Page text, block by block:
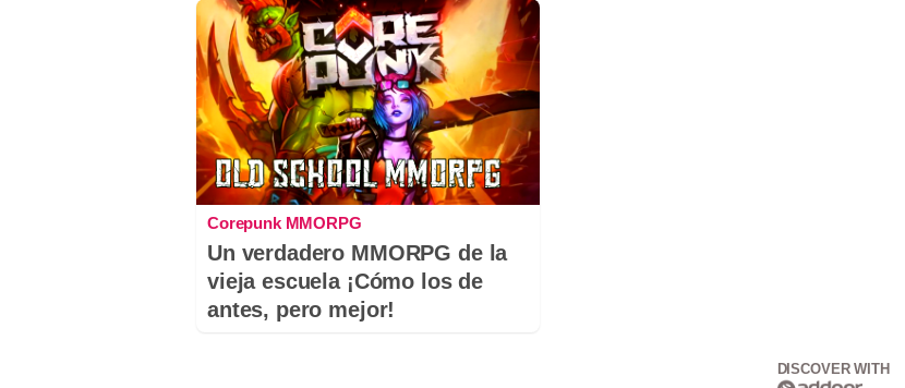
Corepunk MMORPG
Un verdadero MMORPG de la
vieja escuela ¡Cómo los de
antes, pero mejor!
DISCOVER WITH